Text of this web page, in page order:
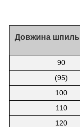
Довжина
90
(95)
100
110
120